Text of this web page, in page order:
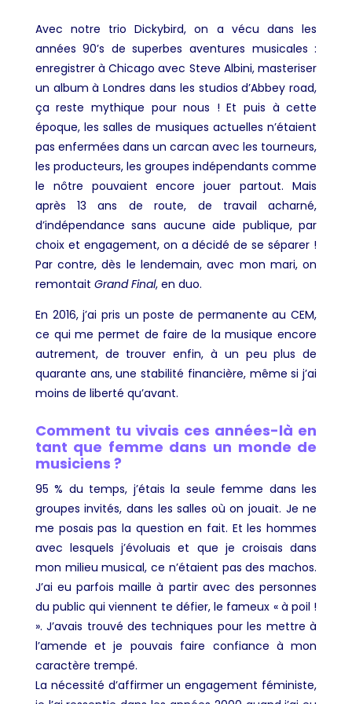
Avec notre trio Dickybird, on a vécu dans les
années 90’s de superbes aventures musicales :
enregistrer à Chicago avec Steve Albini, masteriser
un album à Londres dans les studios d’Abbey road,
ça reste mythique pour nous ! Et puis à cette
époque, les salles de musiques actuelles n’étaient
pas enfermées dans un carcan avec les tourneurs,
les producteurs, les groupes indépendants comme
le nôtre pouvaient encore jouer partout. Mais
après 13 ans de route, de travail acharné,
d’indépendance sans aucune aide publique, par
choix et engagement, on a décidé de se séparer !
Par contre, dès le lendemain, avec mon mari, on
remontait Grand Final, en duo.
En 2016, j’ai pris un poste de permanente au CEM,
ce qui me permet de faire de la musique encore
autrement, de trouver enfin, à un peu plus de
quarante ans, une stabilité financière, même si j’ai
moins de liberté qu’avant.
Comment tu vivais ces années-là en
tant que femme dans un monde de
musiciens ?
95 % du temps, j’étais la seule femme dans les
groupes invités, dans les salles où on jouait. Je ne
me posais pas la question en fait. Et les hommes
avec lesquels j’évoluais et que je croisais dans
mon milieu musical, ce n’étaient pas des machos.
J’ai eu parfois maille à partir avec des personnes
du public qui viennent te défier, le fameux « à poil !
». J’avais trouvé des techniques pour les mettre à
l’amende et je pouvais faire confiance à mon
caractère trempé.
La nécessité d’affirmer un engagement féministe,